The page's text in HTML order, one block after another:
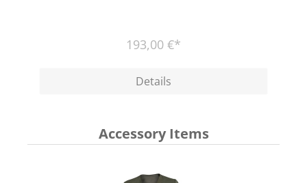
193,00 €*
Details
Accessory Items